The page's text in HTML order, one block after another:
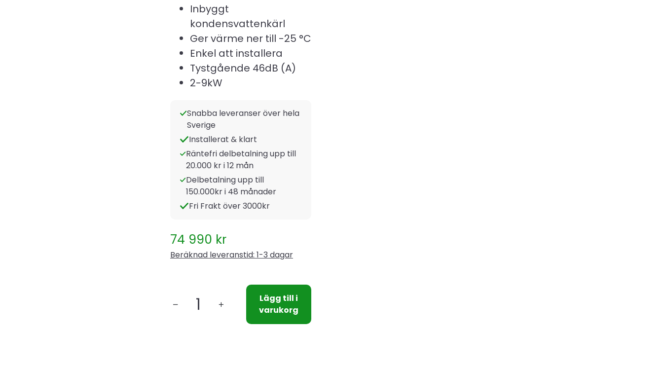
Inbyggt
kondensvattenkärl
Ger värme ner till -25 °C
Enkel att installera
Tystgående 46dB (A)
2-9kW
Snabba leveranser över hela
Sverige
Installerat & klart
Räntefri delbetalning upp till
20.000 kr i 12 mån
Delbetalning upp till
150.000kr i 48 månader
Fri Frakt över 3000kr
74 990 kr
Beräknad leveranstid: 1-3 dagar
Lägg till i
varukorg